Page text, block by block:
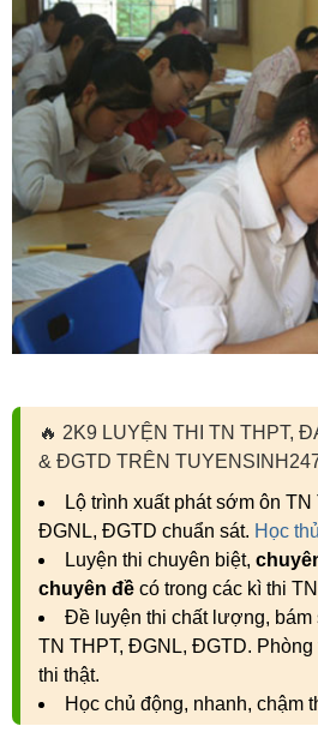
🔥 2K9 LUYỆN THI TN THPT,
& ĐGTD TRÊN
Lộ trình xuất phát sớm ôn TN
ĐGNL, ĐGTD chuẩn sát. Học
Luyện thi chuyên biệt,
chuyên đề có trong các kì thi
Đề luyện thi chất lượng, bám
TN THPT, ĐGNL, ĐGTD. Phòng
thi thật.
Học chủ động, nhanh, chậm